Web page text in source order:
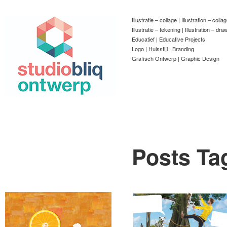
Illustratie – collage | Illustration –
Illustratie – tekening | Illustration –
Educatief | Educative Projects
Logo | Huisstijl | Branding
Grafisch Ontwerp | Graphic Design
Posts